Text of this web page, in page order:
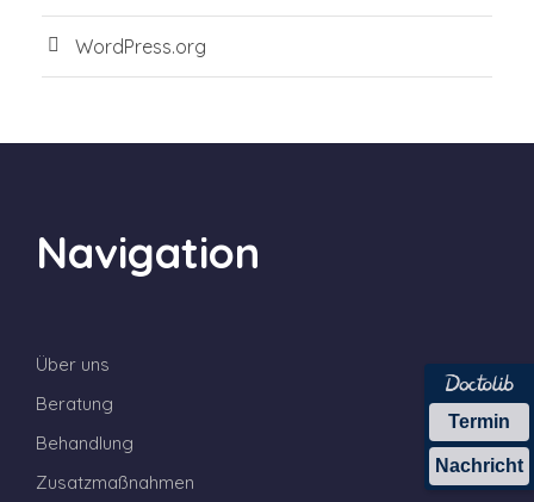
WordPress.org
Navigation
Über uns
Beratung
Behandlung
Zusatzmaßnahmen
Termin
Nachricht